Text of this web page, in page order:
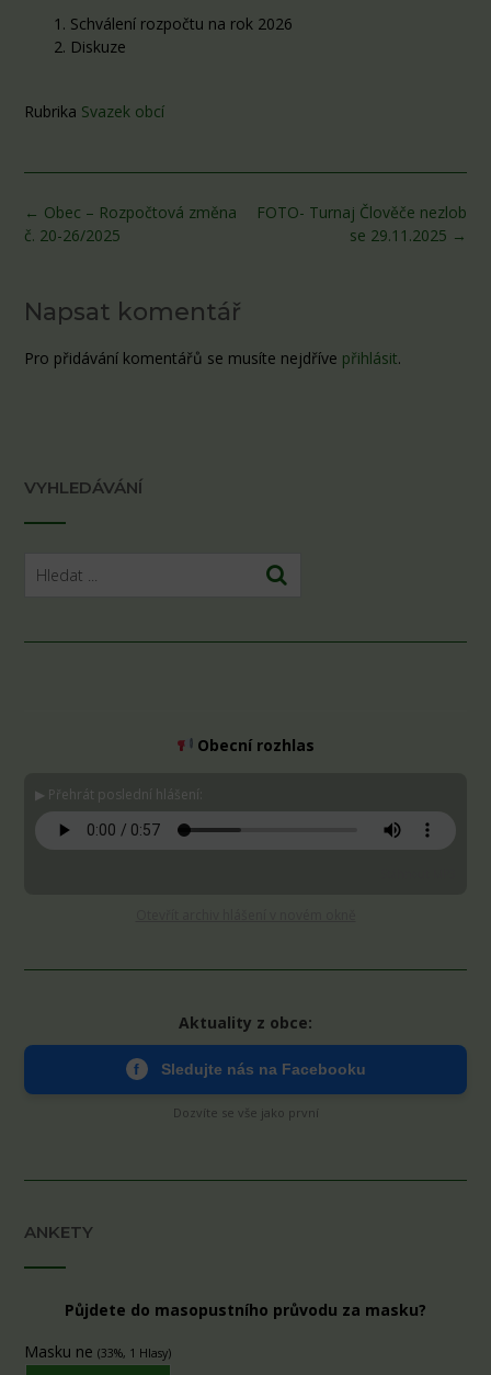
Schválení rozpočtu na rok 2026
Diskuze
Rubrika Svazek obcí
Post
navigation
FOTO- Turnaj Člověče nezlob
se 29.11.2025 →
← Obec – Rozpočtová změna
č. 20-26/2025
Napsat komentář
Pro přidávání komentářů se musíte nejdříve přihlásit.
VYHLEDÁVÁNÍ
Obecní rozhlas
▶ Přehrát poslední hlášení:
Aktuality z obce:
f Sledujte nás na Facebooku
Dozvíte se vše jako první
ANKETY
Půjdete do masopustního průvodu za masku?
Masku ne (33%, 1 Hlasy)